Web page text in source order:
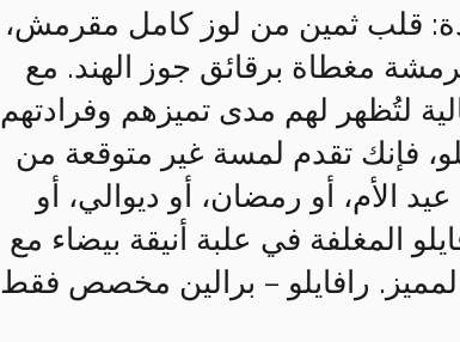
قلب ثمين من لوز كامل مقرمش،
مغطاة برقائق جوز الهند. مع
لتُظهر لهم مدى تميزهم وفرادتهم
فإنك تقدم لمسة غير متوقعة من
أو رمضان، أو ديوالي، أو
المغلفة في علبة أنيقة بيضاء مع
رافايلو – برالين مخصص فقط